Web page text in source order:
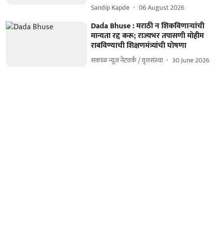
Sandip Kapde 06 August 2026
Dada Bhuse : मराठी न शिकविणाऱ्यांची
मान्यता रद्द करू; राज्यभर तपासणी मोहीम
राबविण्याची शिक्षणमंत्र्यांची घोषणा
सकाळ न्यूज नेटवर्क / वृत्तसंस्था 30 June 2026